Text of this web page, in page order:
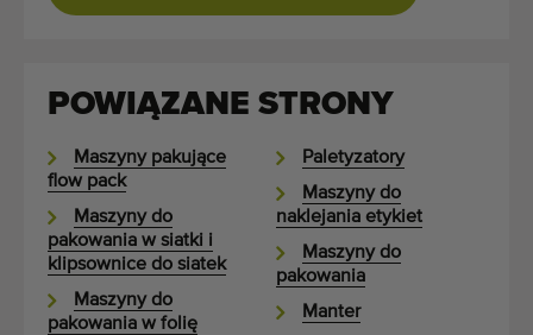
POWIĄZANE STRONY
Maszyny pakujące
flow pack
Maszyny do
pakowania w siatki i
klipsownice do siatek
Maszyny do
pakowania w folię
Paletyzatory
Maszyny do
naklejania etykiet
Maszyny do
pakowania
Manter